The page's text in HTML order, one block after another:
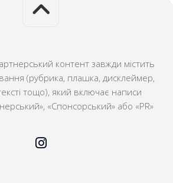
контент завжди містить
(рубрика, плашка, дисклеймер,
тощо), який включає написи
«Спонсорський» або «PR»